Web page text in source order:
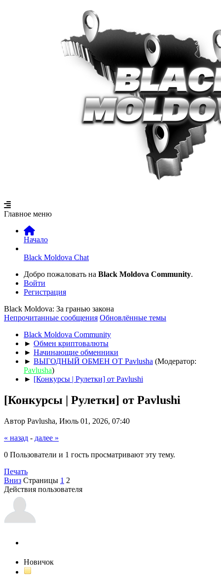
Главное меню
Начало
Black Moldova Chat
Добро пожаловать на Black Moldova Community.
Войти
Регистрация
Black Moldova: За гранью закона
Непрочитанные сообщения Обновлённые темы
Black Moldova Community
► Обмен криптовалюты
► Начинающие обменники
► ВЫГОДНЫЙ ОБМЕН ОТ Pavlusha (Модератор:
Pavlusha)
► [Конкурсы | Рулетки] от Pavlushi
[Конкурсы | Рулетки] от Pavlushi
Автор Pavlusha, Июль 01, 2026, 07:40
« назад - далее »
0 Пользователи и 1 гость просматривают эту тему.
Печать
Вниз Страницы 1 2
Действия пользователя
Новичок